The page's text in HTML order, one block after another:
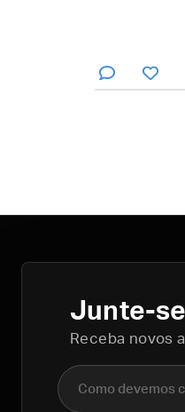
Junte-
Receba novos
Nome completo